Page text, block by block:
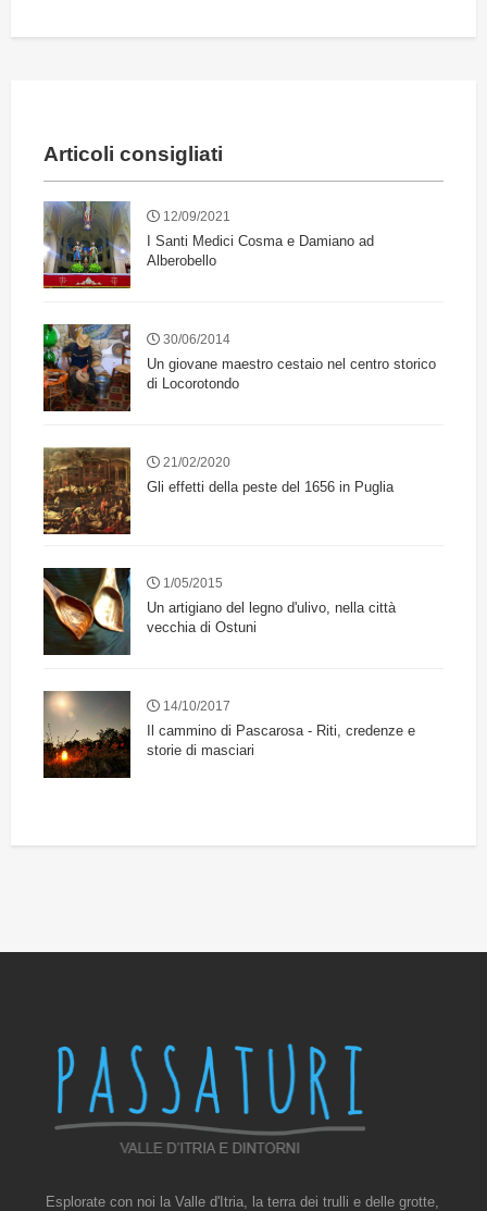
Articoli consigliati
12/09/2021
I Santi Medici Cosma e Damiano ad
Alberobello
30/06/2014
Un giovane maestro cestaio nel centro storico
di Locorotondo
21/02/2020
Gli effetti della peste del 1656 in Puglia
1/05/2015
Un artigiano del legno d'ulivo, nella città
vecchia di Ostuni
14/10/2017
Il cammino di Pascarosa - Riti, credenze e
storie di masciari
Esplorate con noi la Valle d'Itria, la terra dei trulli e delle grotte,